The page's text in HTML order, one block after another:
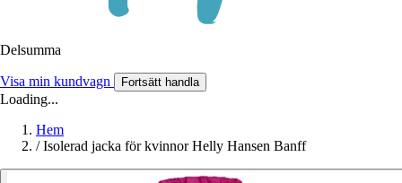
Delsumma
Visa min kundvagn Fortsätt handla
Loading...
Hem
/ Isolerad jacka för kvinnor Helly Hansen Banff